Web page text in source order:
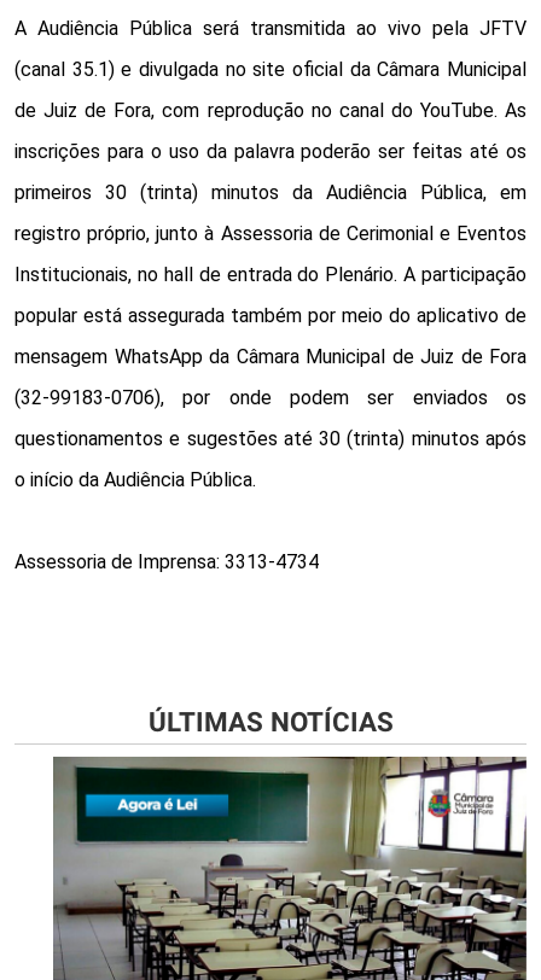
A Audiência Pública será transmitida ao vivo pela JFTV
(canal 35.1) e divulgada no site oficial da Câmara Municipal
de Juiz de Fora, com reprodução no canal do YouTube. As
inscrições para o uso da palavra poderão ser feitas até os
primeiros 30 (trinta) minutos da Audiência Pública, em
registro próprio, junto à Assessoria de Cerimonial e Eventos
Institucionais, no hall de entrada do Plenário. A participação
popular está assegurada também por meio do aplicativo de
mensagem WhatsApp da Câmara Municipal de Juiz de Fora
(32-99183-0706), por onde podem ser enviados os
questionamentos e sugestões até 30 (trinta) minutos após
o início da Audiência Pública.
Assessoria de Imprensa: 3313-4734
ÚLTIMAS NOTÍCIAS